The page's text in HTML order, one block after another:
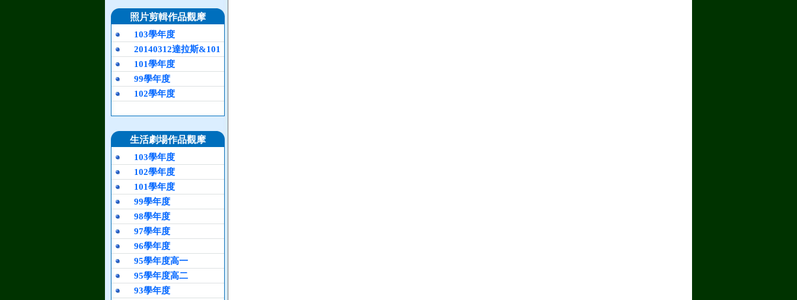
照片剪輯作品觀摩
103學年度
20140312達拉斯&101
101學年度
99學年度
102學年度
生活劇場作品觀摩
103學年度
102學年度
101學年度
99學年度
98學年度
97學年度
96學年度
95學年度高一
95學年度高二
93學年度